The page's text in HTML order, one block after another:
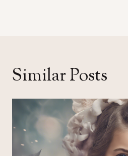
Similar Posts